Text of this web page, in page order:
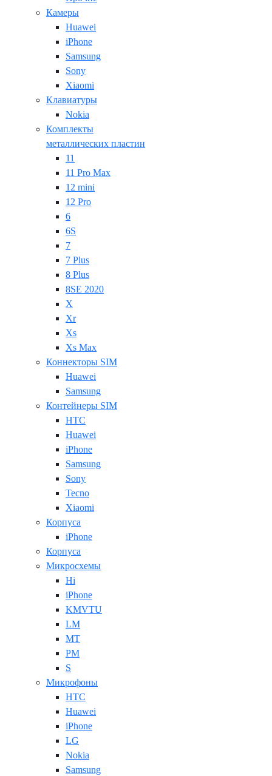
Камеры
Huawei
iPhone
Samsung
Sony
Xiaomi
Клавиатуры
Nokia
Комплекты
металлических пластин
11
11 Pro Max
12 mini
12 Pro
6
6S
7
7 Plus
8 Plus
8SE 2020
X
Xr
Xs
Xs Max
Коннекторы SIM
Huawei
Samsung
Контейнеры SIM
HTC
Huawei
iPhone
Samsung
Sony
Tecno
Xiaomi
Корпуса
iPhone
Корпуса
Микросхемы
Hi
iPhone
KMVTU
LM
MT
PM
S
Микрофоны
HTC
Huawei
iPhone
LG
Nokia
Samsung